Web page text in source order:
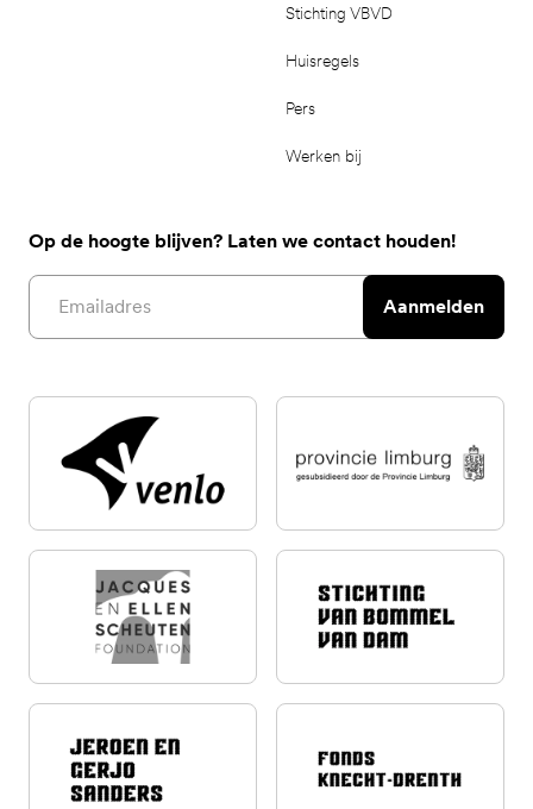
Stichting VBVD
Huisregels
Pers
Werken bij
Op de hoogte blijven? Laten we contact houden!
Email address
Aanmelden